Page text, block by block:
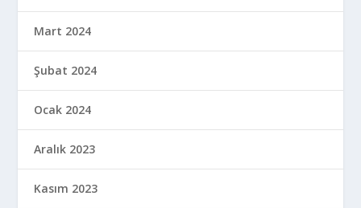
Mart 2024
Şubat 2024
Ocak 2024
Aralık 2023
Kasım 2023